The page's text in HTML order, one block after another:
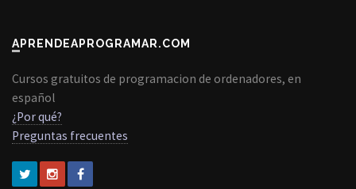
APRENDEAPROGRAMAR.COM
Cursos gratuitos de programacion de ordenadores, en
español
¿Por qué?
Preguntas frecuentes